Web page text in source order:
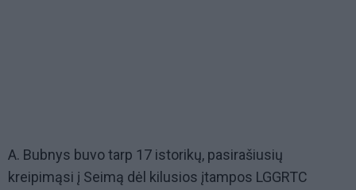
A. Bubnys buvo tarp 17 istorikų, pasirašiusių
kreipimąsi į Seimą dėl kilusios įtampos LGGRTC